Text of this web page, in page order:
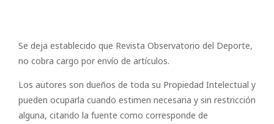
Se deja establecido que Revista Observatorio del Deporte,
no cobra cargo por envío de artículos.
Los autores son dueños de toda su Propiedad Intelectual y
pueden ocuparla cuando estimen necesaria y sin restricción
alguna, citando la fuente como corresponde de